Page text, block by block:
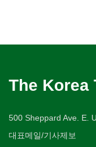
The Korea
500 Sheppard Ave. E.
대표메일/기사제보